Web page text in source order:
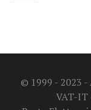
© 1999 - 2023
VAT-IT